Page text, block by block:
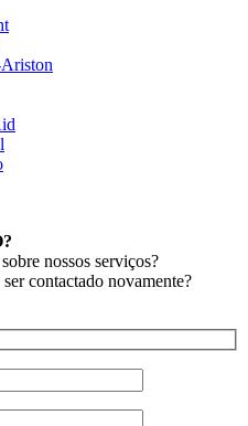
nossos serviços?
contactado novamente?